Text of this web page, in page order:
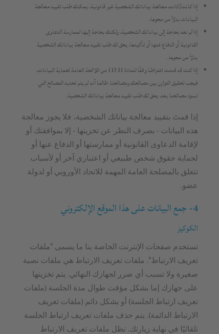
إذا كانت/كانت معالجة بياناتك الشخصية غير قانونية، يمكنك طلب تقييد معالجة
البيانات بدلاً من محوها.
إذا لم نعد بحاجة إلى بياناتك الشخصية، ولكنك بحاجة إليها لممارسة الدعاوى
القانونية أو الدفاع عنها أو تأكيدها، يحق لك طلب تقييد معالجة بياناتك الشخصية
بدلاً من محوها.
إذا كنت قد قدمت اعتراضًا وفقًا للمادة 21 (1) من اللائحة العامة لحماية البيانات،
فيجب تحقيق التوازن بين مصالحك ومصالحنا. طالما أنه لم يتم تحديد المصالح التي
تسود مصالحنا بعد، يحق لك طلب تقييد معالجة بياناتك الشخصية.
إذا قمتَ بتقييد معالجة بياناتك الشخصية، فلا يجوز معالجة
هذه البيانات - بصرف النظر عن تخزينها - إلا بموافقتك أو
لإقامة الدعاوى القانونية أو ممارستها أو الدفاع عنها أو
لحماية حقوق شخص طبيعي أو اعتباري آخر أو لأسباب
تتعلق بالمصلحة العامة المهمة للاتحاد الأوروبي أو لدولة
عضو.
4- جمع البيانات على هذا الموقع الإلكتروني
الكوكيز
تستخدم صفحات الإنترنت الخاصة بنا ما يسمى "ملفات
تعريف الارتباط". ملفات تعريف الارتباط هي ملفات نصية
صغيرة ولا تسبب أي ضرر لجهازك النهائي. يتم تخزينها
على جهازك إما بشكل مؤقت طوال مدة الجلسة (ملفات
تعريف ارتباط الجلسة) أو بشكل دائم (ملفات تعريف
الارتباط الدائمة). يتم حذف ملفات تعريف ارتباط الجلسة
تلقائيًا في نهاية زيارتك. تظل ملفات تعريف الارتباط